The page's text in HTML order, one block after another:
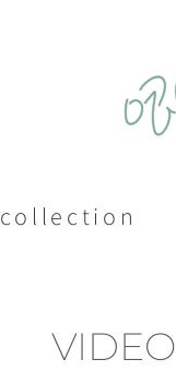
collection
VIDEO